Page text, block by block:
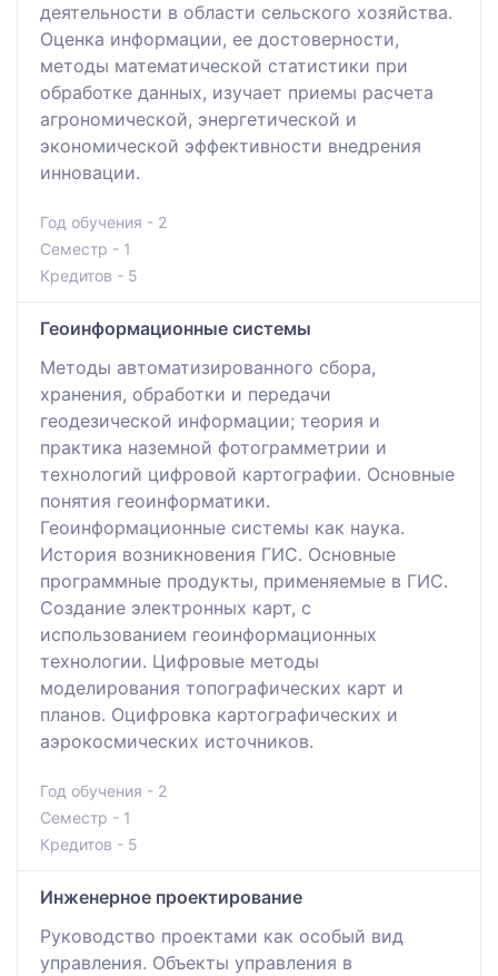
деятельности в области сельского хозяйства.
Оценка информации, ее достоверности,
методы математической статистики при
обработке данных, изучает приемы расчета
агрономической, энергетической и
экономической эффективности внедрения
инновации.
Год обучения - 2
Семестр - 1
Кредитов - 5
Геоинформационные системы
Методы автоматизированного сбора,
хранения, обработки и передачи
геодезической информации; теория и
практика наземной фотограмметрии и
технологий цифровой картографии. Основные
понятия геоинформатики.
Геоинформационные системы как наука.
История возникновения ГИС. Основные
программные продукты, применяемые в ГИС.
Создание электронных карт, с
использованием геоинформационных
технологии. Цифровые методы
моделирования топографических карт и
планов. Оцифровка картографических и
аэрокосмических источников.
Год обучения - 2
Семестр - 1
Кредитов - 5
Инженерное проектирование
Руководство проектами как особый вид
управления. Объекты управления в